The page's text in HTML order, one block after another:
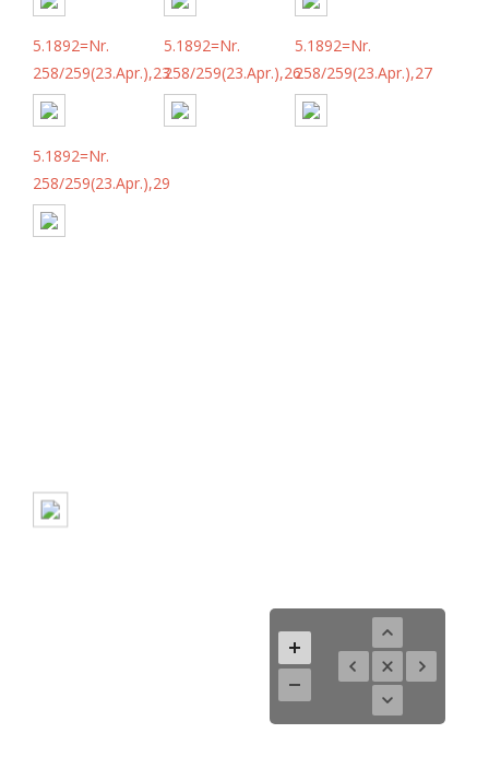
5.1892=Nr.
258/259(23.Apr.),23
5.1892=Nr.
258/259(23.Apr.),26
5.1892=Nr.
258/259(23.Apr.),27
5.1892=Nr.
258/259(23.Apr.),29